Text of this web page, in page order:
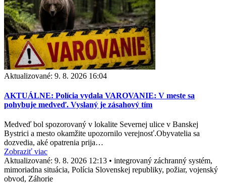
Aktualizované: 9. 8. 2026 16:04
AKTUÁLNE: Polícia vydala VAROVANIE: V meste sa
pohybuje medveď. Vyslaný je zásahový tím
Medveď bol spozorovaný v lokalite Severnej ulice v Banskej
Bystrici a mesto okamžite upozornilo verejnosť.Obyvatelia sa
dozvedia, aké opatrenia prija…
Zobraziť viac
Aktualizované: 9. 8. 2026 12:13 • integrovaný záchranný systém,
mimoriadna situácia, Polícia Slovenskej republiky, požiar, vojenský
obvod, Záhorie